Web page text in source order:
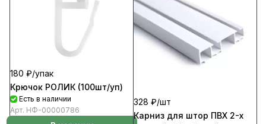
180 ₽/упак
Крючок РОЛИК (100шт/уп)
Есть в наличии
Арт. НФ-00000786
328 ₽/шт
Карниз для штор ПВХ 2-х